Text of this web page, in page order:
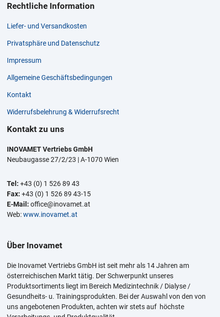
Rechtliche Information
Liefer- und Versandkosten
Privatsphäre und Datenschutz
Impressum
Allgemeine Geschäftsbedingungen
Kontakt
Widerrufsbelehrung & Widerrufsrecht
Kontakt zu uns
INOVAMET Vertriebs GmbH
Neubaugasse 27/2/23 | A-1070 Wien
Tel: +43 (0) 1 526 89 43
Fax: +43 (0) 1 526 89 43-15
E-Mail: office@inovamet.at
Web:www.inovamet.at
Über Inovamet
Die Inovamet Vertriebs GmbH ist seit mehr als 14 Jahren am
österreichischen Markt tätig. Der Schwerpunkt unseres
Produktsortiments liegt im Bereich Medizintechnik / Dialyse /
Gesundheits- u. Trainingsprodukten. Bei der Auswahl von den von
uns angebotenen Produkten, achten wir stets auf höchste